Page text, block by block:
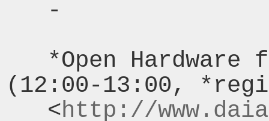
(12:00-13:00,
   <
http://